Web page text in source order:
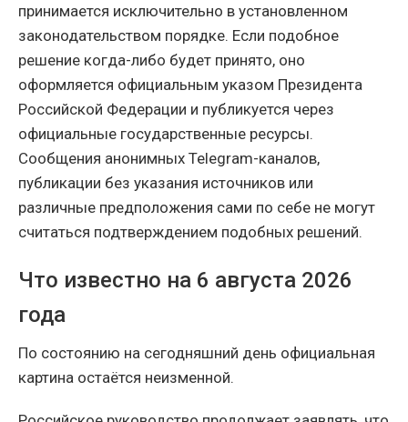
принимается исключительно в установленном
законодательством порядке. Если подобное
решение когда-либо будет принято, оно
оформляется официальным указом Президента
Российской Федерации и публикуется через
официальные государственные ресурсы.
Сообщения анонимных Telegram-каналов,
публикации без указания источников или
различные предположения сами по себе не могут
считаться подтверждением подобных решений.
Что известно на 6 августа 2026
года
По состоянию на сегодняшний день официальная
картина остаётся неизменной.